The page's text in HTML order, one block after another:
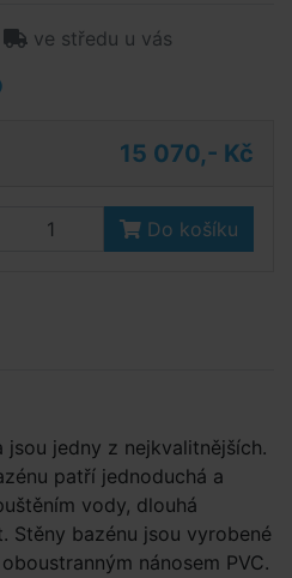
ve středu u vás
15 070,- Kč
Do košíku
jsou jedny z nejkvalitnějších.
patří jednoduchá a
vody, dlouhá
Stěny bazénu jsou vyrobené
nánosem PVC.